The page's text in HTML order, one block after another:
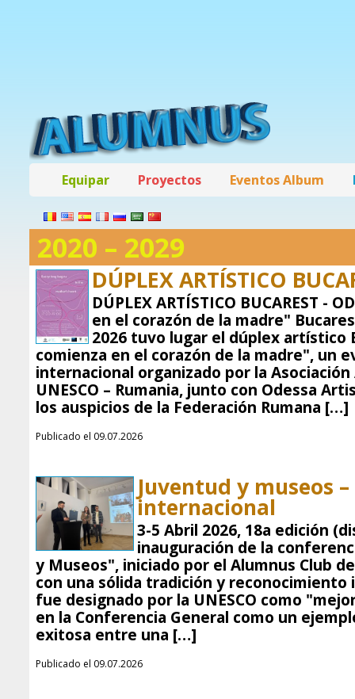
Equipar Proyectos Eventos Album
2020 – 2029
DÚPLEX ARTÍSTICO
DÚPLEX ARTÍSTICO BUCAREST -
en el corazón de la madre"
2026 tuvo lugar el dúplex artístico
comienza en el corazón de la madre", un
internacional organizado por la Asociación
UNESCO – Rumania, junto con Odessa
los auspicios de la Federación Rumana […]
Publicado el 09.07.2026
Juventud y museos
internacional
3-5 Abril 2026, 18a edición
inauguración de la
y Museos", iniciado por el Alumnus Club
con una sólida tradición y reconocimiento
fue designado por la UNESCO como
en la Conferencia General como un
exitosa entre una […]
Publicado el 09.07.2026